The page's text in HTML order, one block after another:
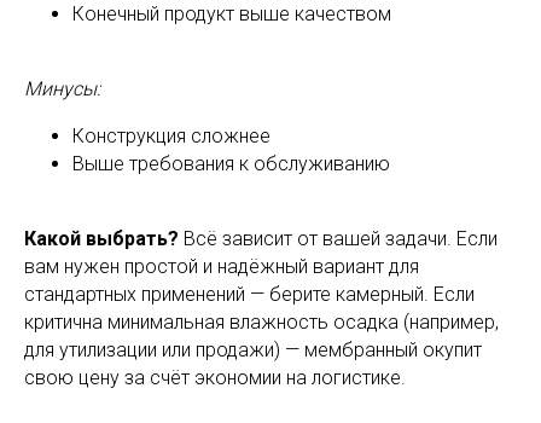
Конечный продукт выше качеством
Минусы:
Конструкция сложнее
Выше требования к обслуживанию
Какой выбрать? Всё зависит от вашей задачи. Если
вам нужен простой и надёжный вариант для
стандартных применений — берите камерный. Если
критична минимальная влажность осадка (например,
для утилизации или продажи) — мембранный окупит
свою цену за счёт экономии на логистике.